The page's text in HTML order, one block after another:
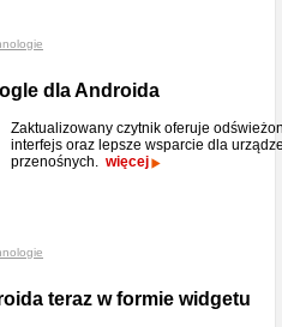
dla Androida
Zaktualizowany czytnik oferuje
interfejs oraz lepsze wsparcie dla
przenośnych. więcej
teraz w formie widgetu